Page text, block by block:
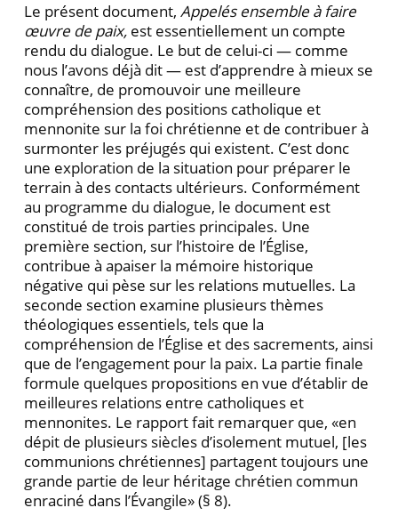
Le présent document, Appelés ensemble à faire
œuvre de paix, est essentiellement un compte
rendu du dialogue. Le but de celui-ci — comme
nous l’avons déjà dit — est d’apprendre à mieux se
connaître, de promouvoir une meilleure
compréhension des positions catholique et
mennonite sur la foi chrétienne et de contribuer à
surmonter les préjugés qui existent. C’est donc
une exploration de la situation pour préparer le
terrain à des contacts ultérieurs. Conformément
au programme du dialogue, le document est
constitué de trois parties principales. Une
première section, sur l’histoire de l’Église,
contribue à apaiser la mémoire historique
négative qui pèse sur les relations mutuelles. La
seconde section examine plusieurs thèmes
théologiques essentiels, tels que la
compréhension de l’Église et des sacrements, ainsi
que de l’engagement pour la paix. La partie finale
formule quelques propositions en vue d’établir de
meilleures relations entre catholiques et
mennonites. Le rapport fait remarquer que, «en
dépit de plusieurs siècles d’isolement mutuel, [les
communions chrétiennes] partagent toujours une
grande partie de leur héritage chrétien commun
enraciné dans l’Évangile» (§ 8).